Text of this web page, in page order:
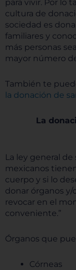
para vivir. Por lo
cultura de
sociedad es
familiares y
más personas
mayor número
También te
la donación de
La
La ley general
mexicanos
cuerpo y si lo
donar órganos y/
revocar en el
conveniente.”
Órganos que
Córneas